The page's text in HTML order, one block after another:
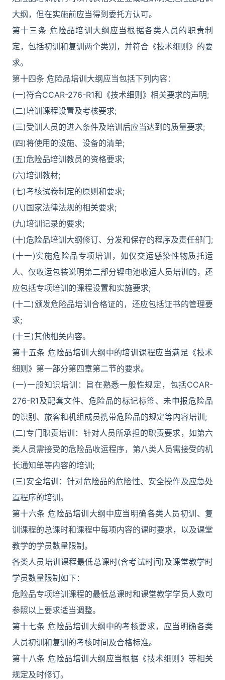
大纲，但在实施前应当得到委托方认可。
第十三条 危险品培训大纲应当根据各类人员的职责制
定，包括初训和复训两个类别，并符合《技术细则》的要
求。
第十四条 危险品培训大纲应当包括下列内容：
(一)符合CCAR-276-R1和《技术细则》相关要求的声明;
(二)培训课程设置及考核要求;
(三)受训人员的进入条件及培训后应当达到的质量要求;
(四)将使用的设施、设备的清单;
(五)危险品培训教员的资格要求;
(六)培训教材;
(七)考核试卷制定的原则和要求;
(八)国家法律法规的相关要求;
(九)培训记录的要求;
(十)危险品培训大纲修订、分发和保存的程序及责任部门;
(十一)实施危险品专项培训，如仅交运感染性物质托运
人、仅收运包装说明第二部分锂电池收运人员培训的，还
应包括专项培训的课程设置和实施要求;
(十二)颁发危险品培训合格证的，还应包括证书的管理要
求;
(十三)其他相关内容。
第十五条 危险品培训大纲中的培训课程应当满足《技术
细则》第一部分第四章第二节的要求。
(一)一般知识培训：旨在熟悉一般性规定，包括CCAR-
276-R1及配套文件、危险品的标记标签、未申报危险品
的识别、旅客和机组成员携带危险品的规定等内容培训;
(二)专门职责培训：针对人员所承担的职责要求，如第六
类人员需接受的危险品收运程序，第八类人员需接受的机
长通知单等内容的培训;
(三)安全培训：针对危险品的危险性、安全操作及应急处
置程序的培训。
第十六条 危险品培训大纲中应当明确各类人员初训、复
训课程的总课时和课程中每项内容的课时要求，以及课堂
教学的学员数量限制。
各类人员培训课程最低总课时(含考试时间)及课堂教学时
学员数量限制如下：
危险品专项培训课程的最低总课时和课堂教学学员人数可
参照以上要求适当调整。
第十七条 危险品培训大纲中的考核要求，应当明确各类
人员初训和复训的考核时间及合格标准。
第十八条 危险品培训大纲应当根据《技术细则》等相关
规定及时修订。